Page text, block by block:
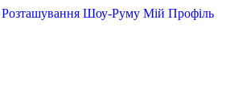
Розташування Шоу-Руму Мій Профіль